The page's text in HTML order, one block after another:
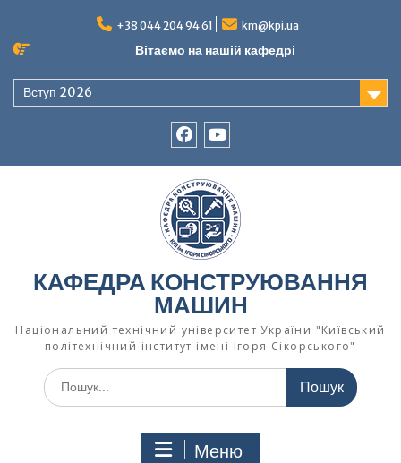
вмісту
+38 044 204 94 61 km@kpi.ua
Вітаємо на нашій кафедрі
Вступ 2026
КАФЕДРА КОНСТРУЮВАННЯ
МАШИН
Національний технічний університет України "Київський
політехнічний інститут імені Ігоря Сікорського"
Шукати:
Меню